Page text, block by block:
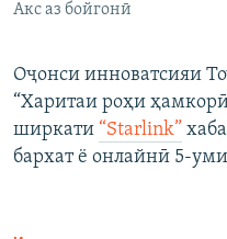
Акс аз бойгонӣ
Оҷонси инноватсияи
“Харитаи роҳи
ширкати “Starlink”
бархат ё онлайнӣ 5-уми